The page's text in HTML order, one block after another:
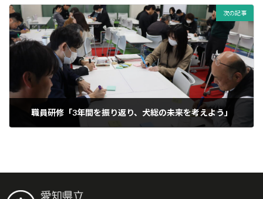
次の記事
職員研修「3年間を振り返り、犬総の未来を考えよう」